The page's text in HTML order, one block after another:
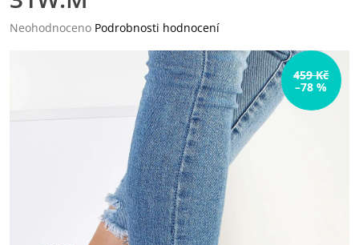
Průměrné
Neohodnoceno Podrobnosti hodnocení
459 Kč
–78 %